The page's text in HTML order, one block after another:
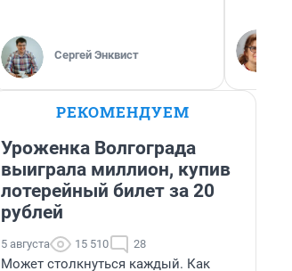
Сергей Энквист
РЕКОМЕНДУЕМ
Уроженка Волгограда
выиграла миллион, купив
лотерейный билет за 20
рублей
5 августа 15 510 28
Может столкнуться каждый. Как